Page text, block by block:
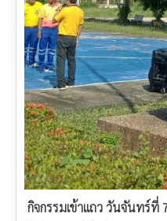
กิจกรรมเข้าแถว วันจันทร์